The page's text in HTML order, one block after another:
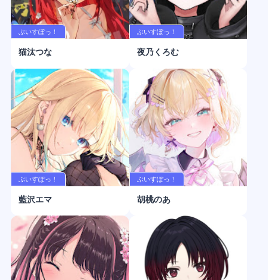
ぶいすぽっ！
猫汰つな
ぶいすぽっ！
夜乃くろむ
ぶいすぽっ！
藍沢エマ
ぶいすぽっ！
胡桃のあ